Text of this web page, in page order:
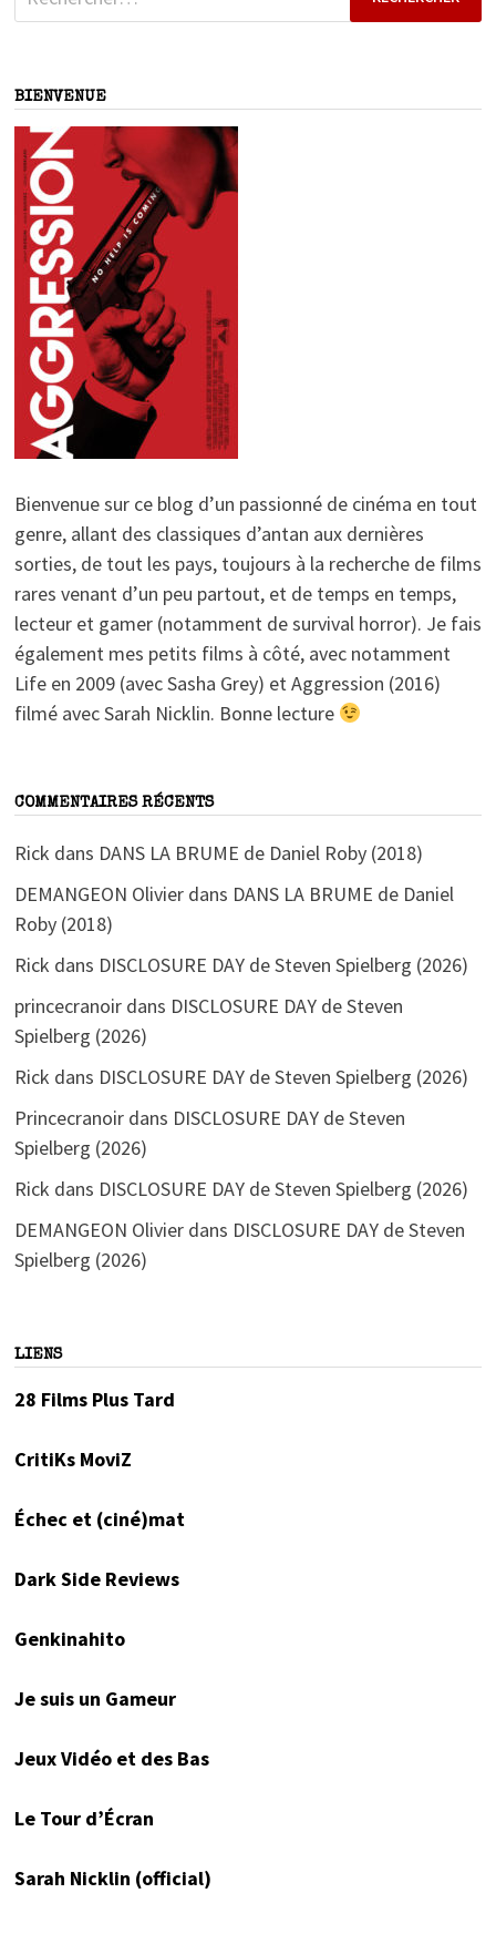
BIENVENUE
Bienvenue sur ce blog d’un passionné de cinéma en tout
genre, allant des classiques d’antan aux dernières
sorties, de tout les pays, toujours à la recherche de films
rares venant d’un peu partout, et de temps en temps,
lecteur et gamer (notamment de survival horror). Je fais
également mes petits films à côté, avec notamment
Life en 2009 (avec Sasha Grey) et Aggression (2016)
filmé avec Sarah Nicklin. Bonne lecture
COMMENTAIRES RÉCENTS
Rick dans DANS LA BRUME de Daniel Roby (2018)
DEMANGEON Olivierdans DANS LA BRUME de Daniel
Roby (2018)
Rick dans DISCLOSURE DAY de Steven Spielberg (2026)
princecranoirdans DISCLOSURE DAY de Steven
Spielberg (2026)
Rick dans DISCLOSURE DAY de Steven Spielberg (2026)
Princecranoirdans DISCLOSURE DAY de Steven
Spielberg (2026)
Rick dans DISCLOSURE DAY de Steven Spielberg (2026)
DEMANGEON Olivierdans DISCLOSURE DAY de Steven
Spielberg (2026)
LIENS
28 Films Plus Tard
CritiKs MoviZ
Échec et (ciné)mat
Dark Side Reviews
Genkinahito
Je suis un Gameur
Jeux Vidéo et des Bas
Le Tour d’Écran
Sarah Nicklin (official)